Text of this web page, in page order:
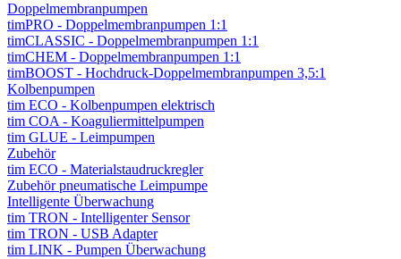
Doppelmembranpumpen
timPRO - Doppelmembranpumpen 1:1
timCLASSIC - Doppelmembranpumpen 1:1
timCHEM - Doppelmembranpumpen 1:1
timBOOST - Hochdruck-Doppelmembranpumpen 3,5:1
Kolbenpumpen
tim ECO - Kolbenpumpen elektrisch
tim COA - Koaguliermittelpumpen
tim GLUE - Leimpumpen
Zubehör
tim ECO - Materialstaudruckregler
Zubehör pneumatische Leimpumpe
Intelligente Überwachung
tim TRON - Intelligenter Sensor
tim TRON - USB Adapter
tim LINK - Pumpen Überwachung